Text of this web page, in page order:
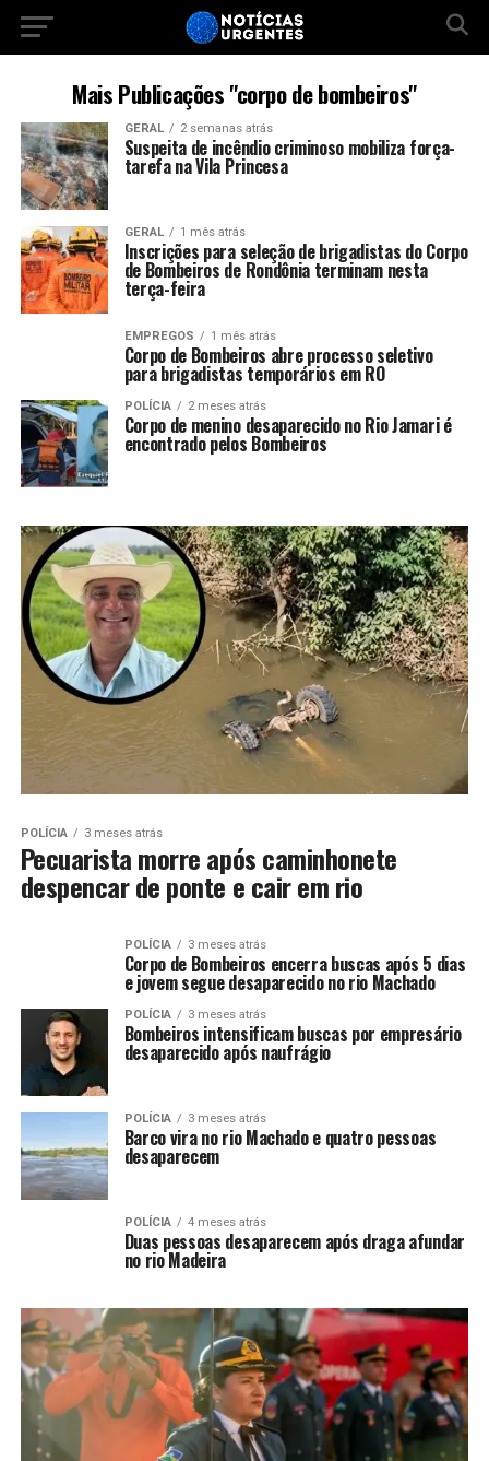
Mais Publicações "corpo de bombeiros"
GERAL 2 semanas atrás
Suspeita de incêndio criminoso mobiliza força-
tarefa na Vila Princesa
GERAL 1 mês atrás
Inscrições para seleção de brigadistas do Corpo
de Bombeiros de Rondônia terminam nesta
terça-feira
EMPREGOS 1 mês atrás
Corpo de Bombeiros abre processo seletivo
para brigadistas temporários em RO
POLÍCIA 2 meses atrás
Corpo de menino desaparecido no Rio Jamari é
encontrado pelos Bombeiros
POLÍCIA 3 meses atrás
Pecuarista morre após caminhonete
despencar de ponte e cair em rio
POLÍCIA 3 meses atrás
Corpo de Bombeiros encerra buscas após 5 dias
e jovem segue desaparecido no rio Machado
POLÍCIA 3 meses atrás
Bombeiros intensificam buscas por empresário
desaparecido após naufrágio
POLÍCIA 3 meses atrás
Barco vira no rio Machado e quatro pessoas
desaparecem
POLÍCIA 4 meses atrás
Duas pessoas desaparecem após draga afundar
no rio Madeira